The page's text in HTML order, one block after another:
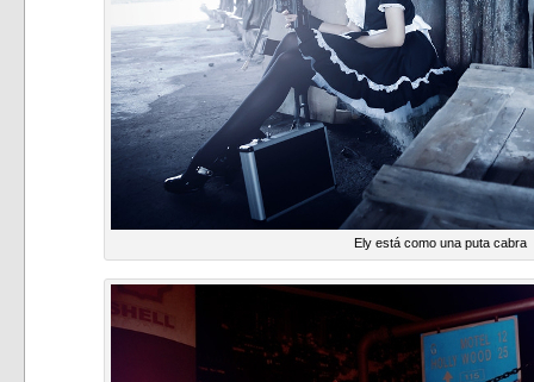
Ely está como una puta cabra